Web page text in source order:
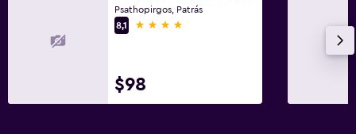
Psathopirgos, Patrás
8,1
4 estrellas
$98